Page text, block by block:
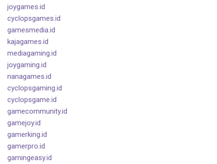
joygames.id
cyclopsgames.id
gamesmedia.id
kajagames.id
mediagaming.id
joygaming.id
nanagames.id
cyclopsgaming.id
cyclopsgame.id
gamecommunity.id
gamejoy.id
gamerking.id
gamerpro.id
gamingeasy.id